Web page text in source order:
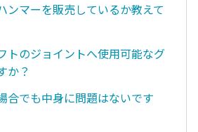
ンマーを販売しているか教えて
トのジョイントへ使用可能なグ
か？
合でも中身に問題はないです